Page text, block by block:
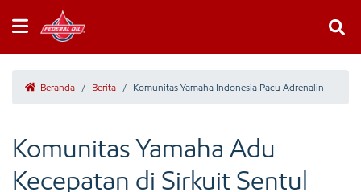
Beranda / Berita / Komunitas Yamaha Indonesia Pacu Adrenalin
Komunitas Yamaha Adu
Kecepatan di Sirkuit Sentul